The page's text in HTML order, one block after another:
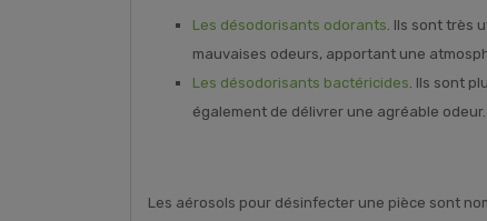
Les désodorisants odorants . Ils sont très
mauvaises odeurs, apportant une
Les désodorisants bactéricides . Ils sont
également de délivrer une agréable odeur.
Les aérosols pour désinfecter une pièce sont